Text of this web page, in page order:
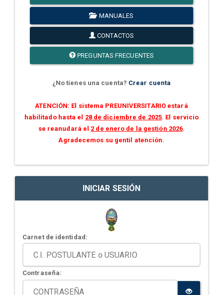
MANUALES
CONTACTOS
PREGUNTAS FRECUENTES
¿No tienes una cuenta? Crear cuenta
ATENCIÓN: El sistema PREUNIVERSITARIO estará
habilitado hasta el 28 de diciembre de 2025. El servicio
se reanudará el 2 de enero de la gestión 2026.
Agradecemos su gentil atención.
INICIAR SESIÓN
Carnet de identidad:
Contraseña: